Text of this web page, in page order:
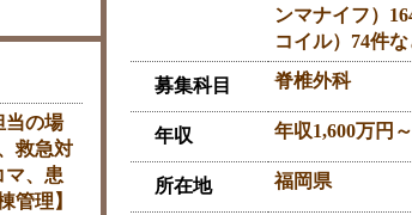
当の場
救急対
マ、患
管理】
ンマナイフ）
コイル）74件
募集科目 脊椎外科
年収 年収1,600万円
所在地 福岡県